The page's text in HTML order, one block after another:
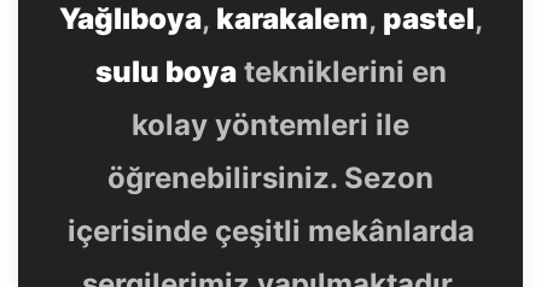
Yağlıboya, karakalem, pastel,
sulu boyatekniklerini en
kolay yöntemleri ile
öğrenebilirsiniz. Sezon
içerisinde çeşitli mekânlarda